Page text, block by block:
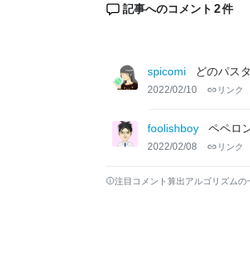
記事へのコメント 2件
spicomi どのパス
2022/02/10 リンク
foolishboy ペペロ
2022/02/08 リンク
注目コメント算出アルゴリズム